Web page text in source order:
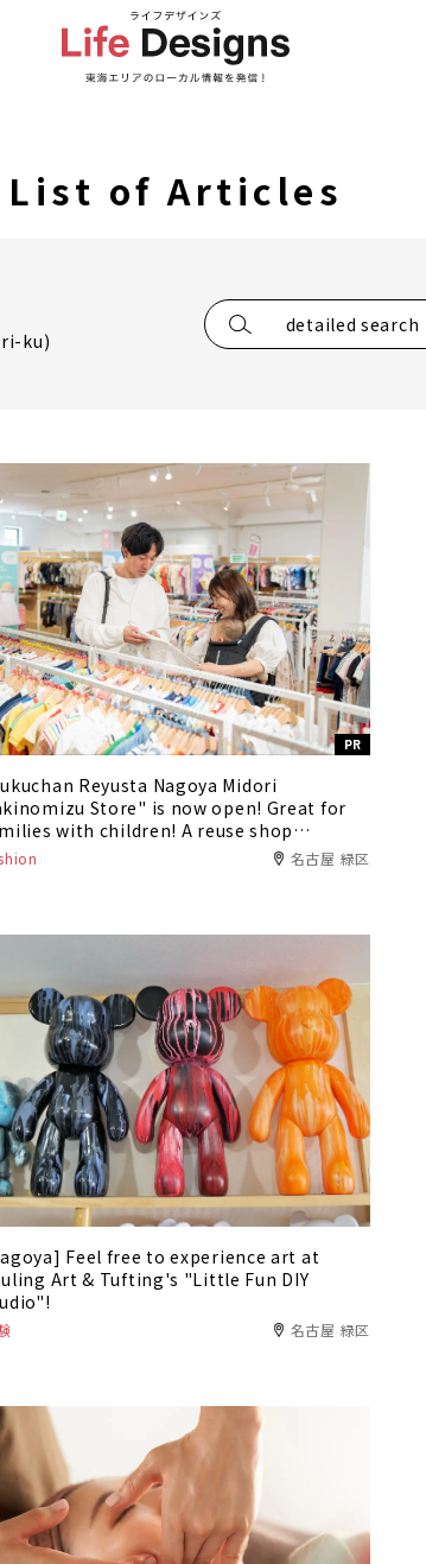
List of Articles
ku)
detailed search
PR
Reyusta Nagoya Midori
Store" is now open! Great for
with children! A reuse shop
in kids and baby products名古屋 緑区
Feel free to experience art at
Art & Tufting's "Little Fun DIY
名古屋 緑区